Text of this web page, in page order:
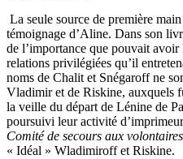
La seule source de première
témoignage d’Aline. Dans son
de l’importance que pouvait
relations privilégiées qu’il
noms de Chalit et Snégaroff ne
Vladimir et de Riskine, auxquels
la veille du départ de Lénine de
poursuivi leur activité
Comité de secours aux
« Idéal » Wladimiroff et Riskine.